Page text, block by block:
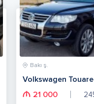
Bakı ş.
Volkswagen
21 000